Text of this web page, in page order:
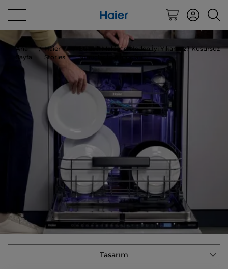
Ana
Sayfa
Haier
Stories
Bulaşık Makinası Neden İyi Yıkamaz? Kusursuz
Sonuçlar İçin İpuçları
Tasarım